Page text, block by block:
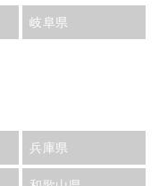
岐阜県
兵庫県